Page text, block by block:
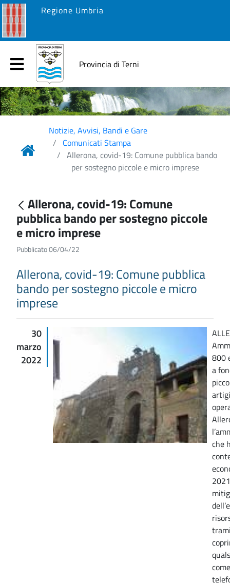
Regione Umbria
Provincia di Terni
Notizie, Avvisi, Bandi e Gare
Comunicati Stampa
Allerona, covid-19: Comune pubblica bando
per sostegno piccole e micro imprese
Allerona, covid-19: Comune
pubblica bando per sostegno piccole
e micro imprese
Pubblicato 06/04/22
Allerona, covid-19: Comune pubblica
bando per sostegno piccole e micro
imprese
30
marzo
2022
800
a
che